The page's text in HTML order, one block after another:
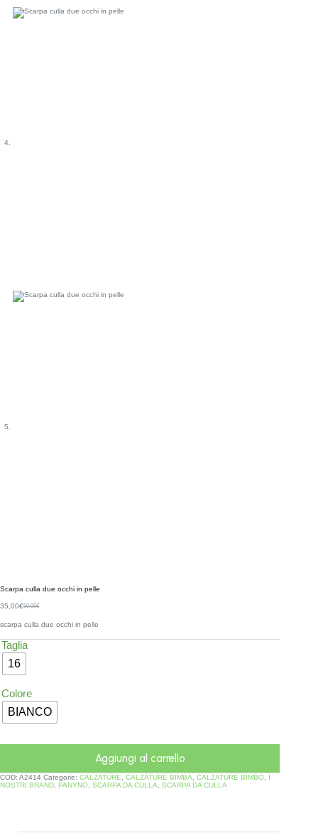
Scarpa culla due occhi in pelle
50,00€
35,00€
scarpa culla due occhi in pelle
Taglia
16
Colore
BIANCO
Aggiungi al carrello
COD: A2414 Categorie: CALZATURE CALZATURE BIMBA CALZATURE BIMBO
I
NOSTRI BRAND PANYNO SCARPA DA CULLA SCARPA DA CULLA